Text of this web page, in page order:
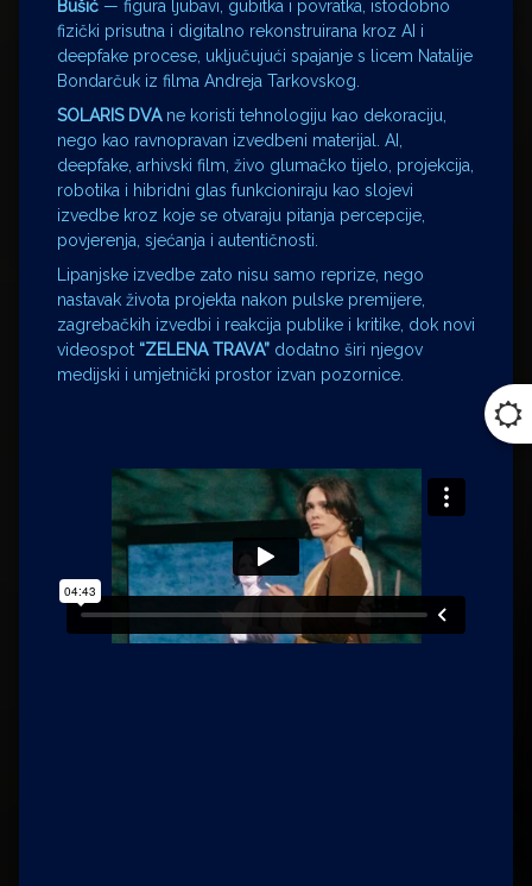
Bušić — figura ljubavi, gubitka i povratka, istodobno
fizički prisutna i digitalno rekonstruirana kroz AI i
deepfake procese, uključujući spajanje s licem Natalije
Bondarčuk iz filma Andreja Tarkovskog.
SOLARIS DVAne koristi tehnologiju kao dekoraciju,
nego kao ravnopravan izvedbeni materijal. AI,
deepfake, arhivski film, živo glumačko tijelo, projekcija,
robotika i hibridni glas funkcioniraju kao slojevi
izvedbe kroz koje se otvaraju pitanja percepcije,
povjerenja, sjećanja i autentičnosti.
Lipanjske izvedbe zato nisu samo reprize, nego
nastavak života projekta nakon pulske premijere,
zagrebačkih izvedbi i reakcija publike i kritike, dok novi
videospot “ZELENA TRAVA” dodatno širi njegov
medijski i umjetnički prostor izvan pozornice.